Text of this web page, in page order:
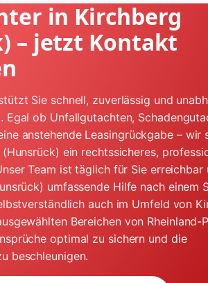
in Kirchberg
– jetzt Kontakt
Sie schnell, zuverlässig und
Egal ob Unfallgutachten,
anstehende Leasingrückgabe – wir
ein rechtssicheres,
Team ist täglich für Sie erreichbar
umfassende Hilfe nach einem
auch im Umfeld von
Bereichen von Rheinland-
optimal zu sichern und die
beschleunigen.